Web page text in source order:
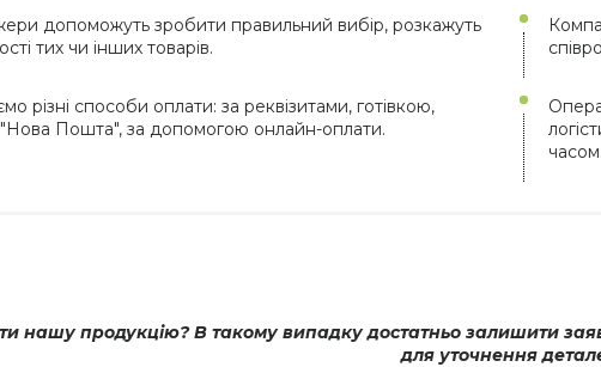
допоможуть зробити правильний вибір, розкажуть
тих чи інших товарів.
різні способи оплати: за реквізитами, готівкою,
"Нова Пошта", за допомогою онлайн-оплати.
часом.
нашу продукцію? В такому випадку достатньо залишити
для уточнення